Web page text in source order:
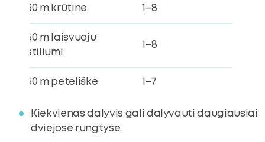
50 m krūtine 1–8
50 m laisvuoju
stiliumi
1–8
50 m peteliške 1–7
Kiekvienas dalyvis gali dalyvauti daugiausiai
dviejose rungtyse.